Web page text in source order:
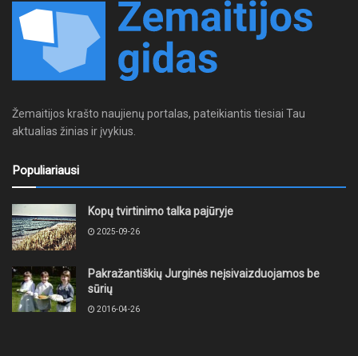
Žemaitijos krašto naujienų portalas, pateikiantis tiesiai Tau
aktualias žinias ir įvykius.
Populiariausi
Kopų tvirtinimo talka pajūryje
2025-09-26
Pakražantiškių Jurginės neįsivaizduojamos be
sūrių
2016-04-26